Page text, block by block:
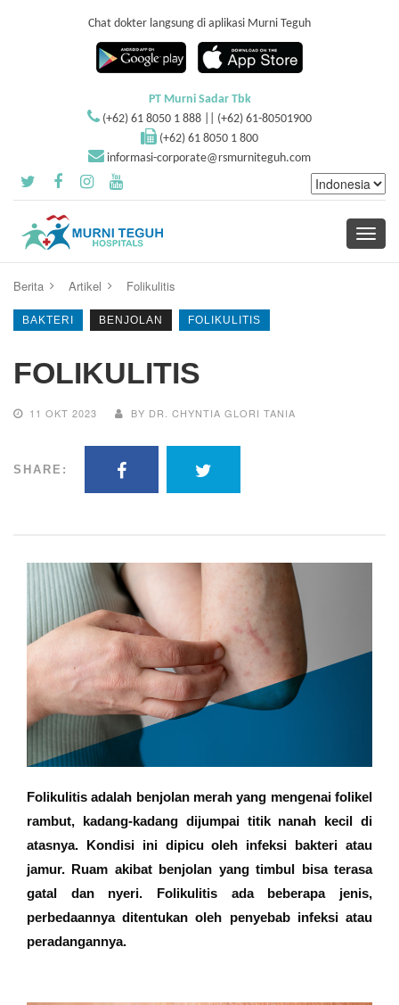
Chat dokter langsung di aplikasi Murni Teguh
PT Murni Sadar Tbk
(+62) 61 8050 1 888 || (+62) 61-80501900
(+62) 61 8050 1 800
informasi-corporate@rsmurniteguh.com
Toggle
Berita Artikel Folikulitis
BAKTERI BENJOLAN FOLIKULITIS
FOLIKULITIS
11 OKT 2023 BY DR. CHYNTIA GLORI TANIA
SHARE:
Folikulitis adalah benjolan merah yang mengenai folikel
rambut, kadang-kadang dijumpai titik nanah kecil di
atasnya. Kondisi ini dipicu oleh infeksi bakteri atau
jamur. Ruam akibat benjolan yang timbul bisa terasa
gatal dan nyeri. Folikulitis ada beberapa jenis,
perbedaannya ditentukan oleh penyebab infeksi atau
peradangannya.